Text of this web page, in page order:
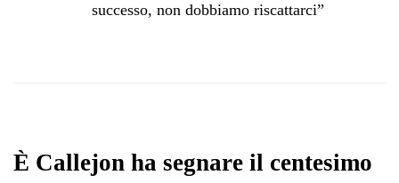
successo, non dobbiamo riscattarci”
È Callejon ha segnare il centesimo